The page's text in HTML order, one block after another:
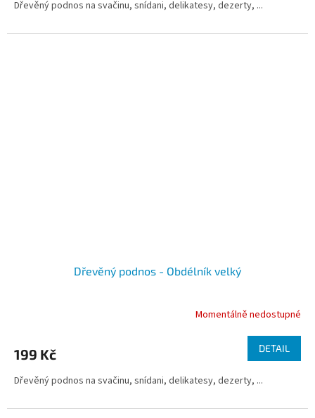
Dřevěný podnos na svačinu, snídani, delikatesy, dezerty, ...
Dřevěný podnos - Obdélník velký
je
z
hvězdiček.
Momentálně nedostupné
199 Kč DETAIL
Dřevěný podnos na svačinu, snídani, delikatesy, dezerty, ...